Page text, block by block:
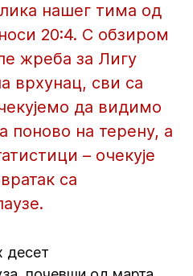
нашег тима од
20:4. С обзиром
жреба за Лигу
врхунац, сви са
да видимо
поново на терену, а
– очекује
са
десет